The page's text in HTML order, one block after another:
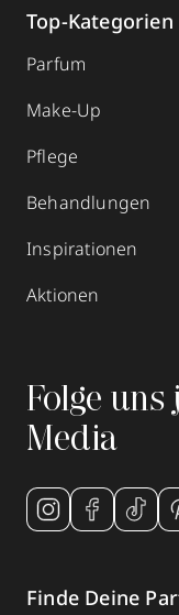
Top-Kategorien
Parfum
Make-Up
Pflege
Behandlungen
Inspirationen
Aktionen
Folge
Media
Finde Deine